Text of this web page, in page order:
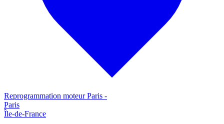
Reprogrammation moteurParis -
Paris
Île-de-France